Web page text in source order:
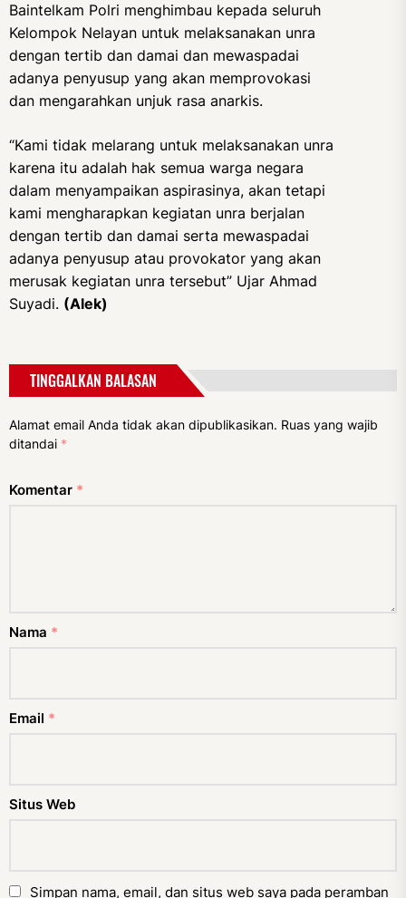
Baintelkam Polri menghimbau kepada seluruh
Kelompok Nelayan untuk melaksanakan unra
dengan tertib dan damai dan mewaspadai
adanya penyusup yang akan memprovokasi
dan mengarahkan unjuk rasa anarkis.
“Kami tidak melarang untuk melaksanakan unra
karena itu adalah hak semua warga negara
dalam menyampaikan aspirasinya, akan tetapi
kami mengharapkan kegiatan unra berjalan
dengan tertib dan damai serta mewaspadai
adanya penyusup atau provokator yang akan
merusak kegiatan unra tersebut” Ujar Ahmad
Suyadi. (Alek)
TINGGALKAN BALASAN
Alamat email Anda tidak akan dipublikasikan. Ruas yang wajib
ditandai *
Komentar *
Nama *
Email *
Situs Web
Simpan nama, email, dan situs web saya pada peramban